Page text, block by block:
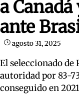
a
ante
agosto 31, 2025
El seleccionado
autoridad por 83-
conseguido en 2021